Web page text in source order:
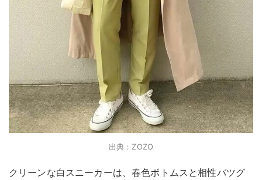
出典：ZOZO
クリーンな白スニーカーは、春色ボトムスと相性バツグ